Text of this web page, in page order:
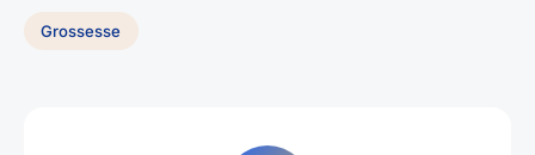
Grossesse